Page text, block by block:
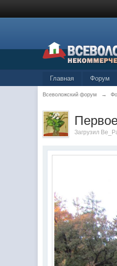
Главная Форум
Всеволожский форум →
Загрузил